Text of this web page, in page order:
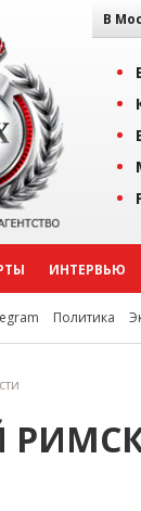
В
ИНТЕРВЬЮ
Политика